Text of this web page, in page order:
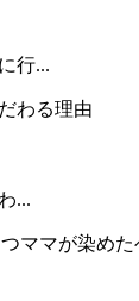
行...
...